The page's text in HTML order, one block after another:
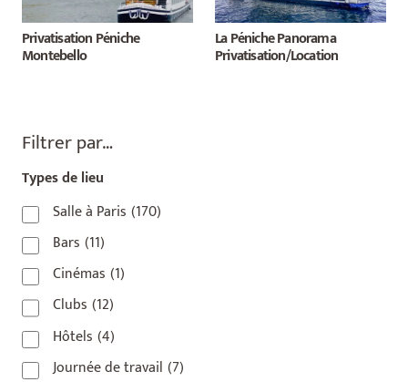
Privatisation Péniche
Montebello
La Péniche Panorama
Privatisation/Location
Filtrer par…
Types de lieu
Salle à Paris (170)
Bars (11)
Cinémas (1)
Clubs (12)
Hôtels (4)
Journée de travail (7)